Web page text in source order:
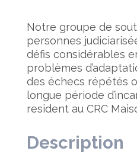
Notre groupe de
personnes
défis considérables
problèmes
des échecs répétés
longue période
resident au CRC
Description